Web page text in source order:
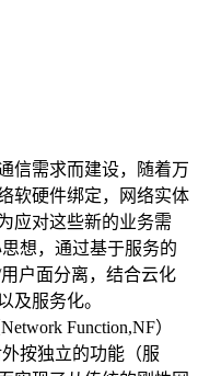
信需求而建设，随着万
软硬件绑定，网络实体
应对这些新的业务需
想，通过基于服务的
户面分离，结合云化
及服务化。
Function,NF）
按独立的功能（服